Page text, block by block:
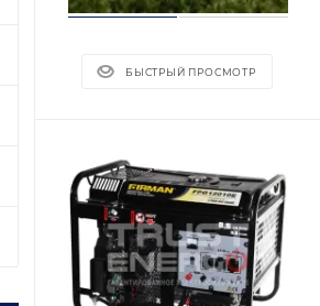
БЫСТРЫЙ ПРОСМОТР